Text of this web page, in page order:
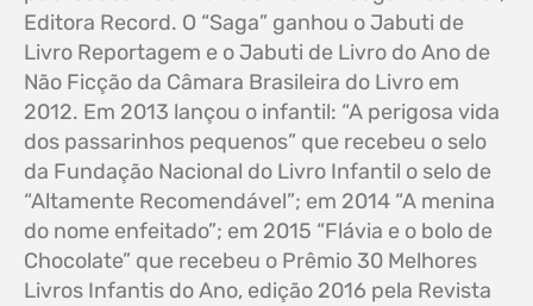
Editora Record. O “Saga” ganhou o Jabuti de
Livro Reportagem e o Jabuti de Livro do Ano de
Não Ficção da Câmara Brasileira do Livro em
2012. Em 2013 lançou o infantil: “A perigosa vida
dos passarinhos pequenos” que recebeu o selo
da Fundação Nacional do Livro Infantil o selo de
“Altamente Recomendável”; em 2014 “A menina
do nome enfeitado”; em 2015 “Flávia e o bolo de
Chocolate” que recebeu o Prêmio 30 Melhores
Livros Infantis do Ano, edição 2016 pela Revista